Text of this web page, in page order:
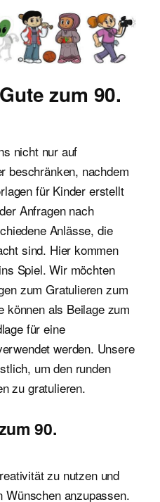
zum 90.
nicht nur auf
beschränken, nachdem
für Kinder erstellt
Anfragen nach
Anlässe, die
sind. Hier kommen
Spiel. Wir möchten
zum Gratulieren zum
können als Beilage zum
für eine
werden. Unsere
um den runden
zu gratulieren.
90.
zu nutzen und
Wünschen anzupassen.